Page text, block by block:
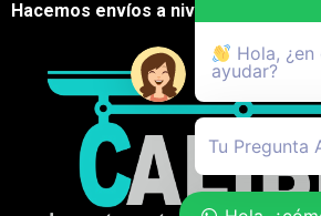
Hacemos envíos a nivel nacional
Hola,
ayudar?